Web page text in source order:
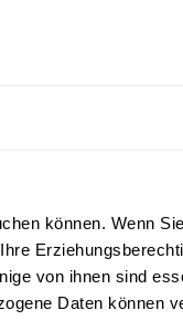
können. Wenn
von ihnen sind
Daten können